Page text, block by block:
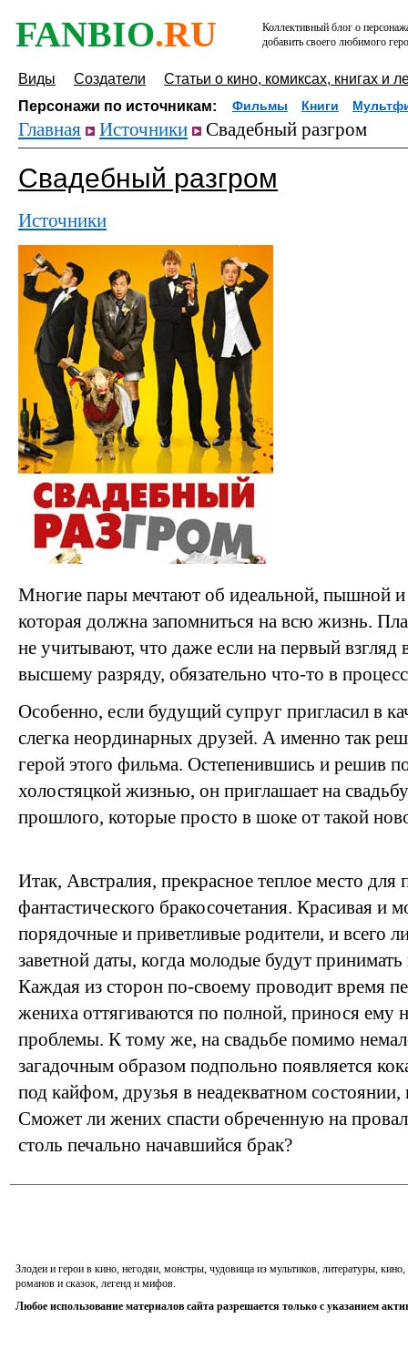
FANBIO.RU
Коллективный блог о
добавить своего любимого
Виды Создатели
Статьи о кино, комиксах, книгах и
Персонажи по источникам:
Фильмы Книги
Главная Источники Свадебный разгром
Свадебный разгром
Источники
Многие пары мечтают об идеальной, пышной и
которая должна запомниться на всю жизнь.
не учитывают, что даже если на первый взгляд
высшему разряду, обязательно что-то в
Особенно, если будущий супруг пригласил в
слегка неординарных друзей. А именно так
герой этого фильма. Остепенившись и решив
холостяцкой жизнью, он приглашает на
прошлого, которые просто в шоке от такой
Итак, Австралия, прекрасное теплое место для
фантастического бракосочетания. Красивая и
порядочные и приветливые родители, и всего
заветной даты, когда молодые будут принимать
Каждая из сторон по-своему проводит время
жениха оттягиваются по полной, принося ему
проблемы. К тому же, на свадьбе помимо
загадочным образом подпольно появляется
под кайфом, друзья в неадекватном
Сможет ли жених спасти обреченную на
столь печально начавшийся брак?
Злодеи и герои в кино, негодяи, монстры, чудовища из мультиков, литературы,
романов и сказок, легенд и мифов.
Любое использование материалов сайта разрешается только с указанием